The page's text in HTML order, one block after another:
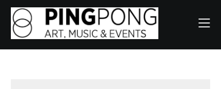
Skip
content